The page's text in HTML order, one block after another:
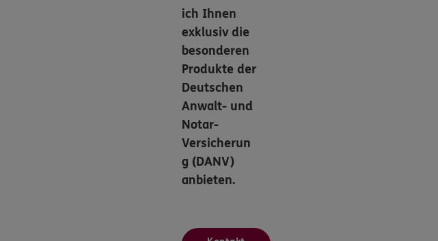
ich Ihnen
exklusiv die
besonderen
Produkte der
Deutschen
Anwalt- und
Notar-
Versicherun
g (DANV)
anbieten.